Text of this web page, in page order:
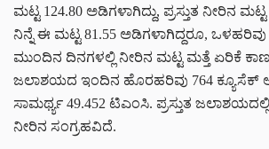
ಮಟ್ಟ 124.80 ಅಡಿಗಳಾಗಿದ್ದು, ಪ್ರಸ್ತುತ ನೀರಿನ
ನಿನ್ನೆ ಈ ಮಟ್ಟ 81.55 ಅಡಿಗಳಾಗಿದ್ದರೂ, ಒಳಹರಿವು
ಮುಂದಿನ ದಿನಗಳಲ್ಲಿ ನೀರಿನ ಮಟ್ಟ ಮತ್ತೆ ಏರಿಕೆ
ಜಲಾಶಯದ ಇಂದಿನ ಹೊರಹರಿವು 764 ಕ್ಯೂಸೆಕ್
ಸಾಮರ್ಥ್ಯ 49.452 ಟಿಎಂಸಿ. ಪ್ರಸ್ತುತ
ನೀರಿನ ಸಂಗ್ರಹವಿದೆ.